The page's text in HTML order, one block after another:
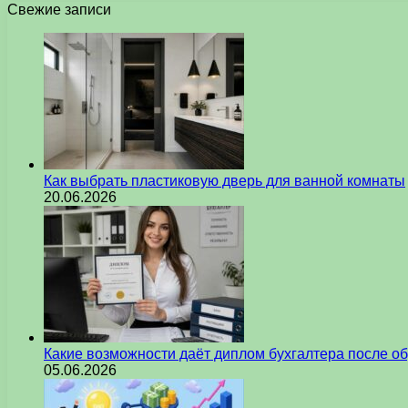
Свежие записи
Как выбрать пластиковую дверь для ванной комнаты
20.06.2026
Какие возможности даёт диплом бухгалтера после
05.06.2026